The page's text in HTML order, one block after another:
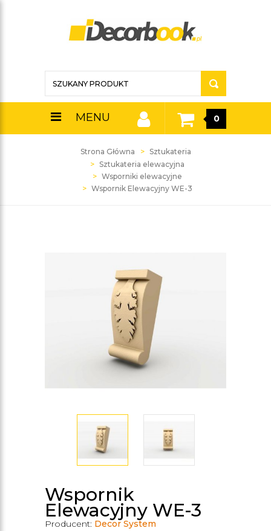
MENU 0
Strona Główna
Sztukateria
Sztukateria elewacyjna
Wsporniki elewacyjne
Wspornik Elewacyjny WE-3
Wspornik
Elewacyjny WE-3
Producent: Decor System